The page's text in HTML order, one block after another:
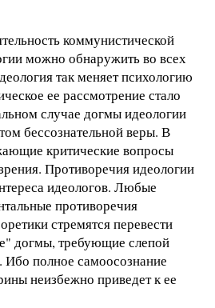
коммунистической
можно обнаружить во всех
так меняет психологию
ее рассмотрение стало
случае догмы идеологии
бессознательной веры. В
критические вопросы
Противоречия идеологии
идеологов. Любые
противоречия
стремятся перевести
догмы, требующие слепой
полное самоосознание
неизбежно приведет к ее